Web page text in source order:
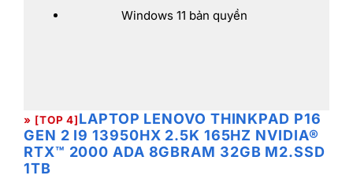
Windows 11 bản quyền
» [TOP 4]LAPTOP LENOVO THINKPAD P16
GEN 2 I9 13950HX 2.5K 165HZ NVIDIA®
RTX™ 2000 ADA 8GBRAM 32GB M2.SSD
1TB